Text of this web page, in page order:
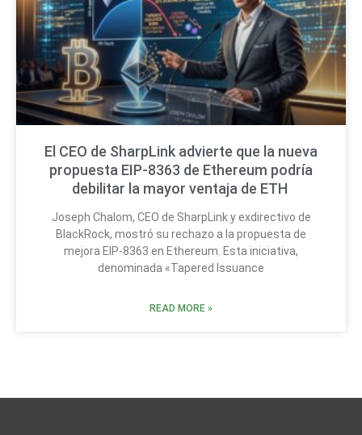
El CEO de SharpLink advierte que la nueva
propuesta EIP-8363 de Ethereum podría
debilitar la mayor ventaja de ETH
Joseph Chalom, CEO de SharpLink y exdirectivo de
BlackRock, mostró su rechazo a la propuesta de
mejora EIP-8363 en Ethereum. Esta iniciativa,
denominada «Tapered Issuance
READ MORE »